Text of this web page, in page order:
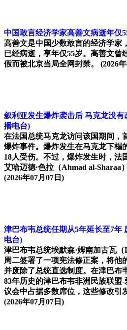
中国敢言经济学家高善文病逝年仅
高善文是中国少数敢言的经济学家
已经病逝，享年仅55岁。高善文曾
假而被北京当局全网封禁。 (2026
叙利亚发生爆炸袭击后 马克龙没有
播电台)
在法国总统马克龙访问该国期间，
爆炸事件。爆炸发生在马克龙下榻
18人受伤。不过，爆炸发生时，法
艾哈迈德·色拉（Ahmad al-Sharaa
(2026年07月07日)
津巴布韦总统任期从5年延长至7年
电台)
津巴布韦总统埃默森·姆南加古瓦（
周二签署了一项宪法修正案，将他
并废除了总统直选制度。在津巴布
83年历史的津巴布韦非洲民族联盟
议会中占据多数席位，这些修改引
(2026年07月07日)